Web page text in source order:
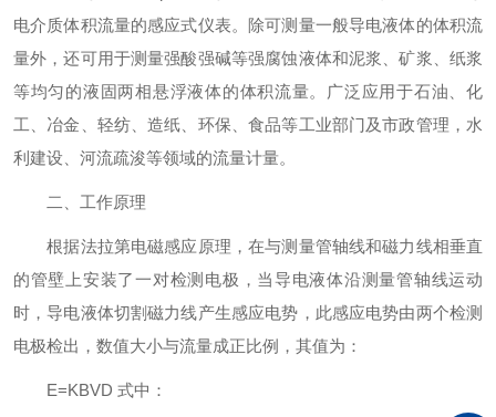
电介质体积流量的感应式仪表。除可测量一般导电液体的体积流
量外，还可用于测量强酸强碱等强腐蚀液体和泥浆、矿浆、纸浆
等均匀的液固两相悬浮液体的体积流量。广泛应用于石油、化
工、冶金、轻纺、造纸、环保、食品等工业部门及市政管理，水
利建设、河流疏浚等领域的流量计量。
二、工作原理
根据法拉第电磁感应原理，在与测量管轴线和磁力线相垂直
的管壁上安装了一对检测电极，当导电液体沿测量管轴线运动
时，导电液体切割磁力线产生感应电势，此感应电势由两个检测
电极检出，数值大小与流量成正比例，其值为：
E=KBVD 式中：